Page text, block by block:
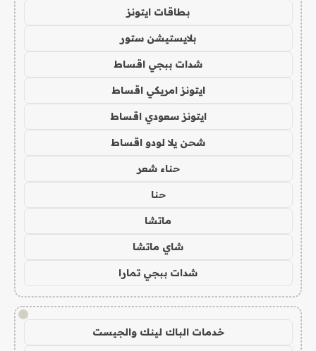
بطاقات ايتونز
بلايستيشن ستور
شدات ببجي اقساط
ايتونز امريكي اقساط
ايتونز سعودي اقساط
شحن يلا لودو اقساط
حناء شعر
حنا
ماتشا
شاي ماتشا
شدات ببجي تمارا
!
خدمات الباك لينك والجيست